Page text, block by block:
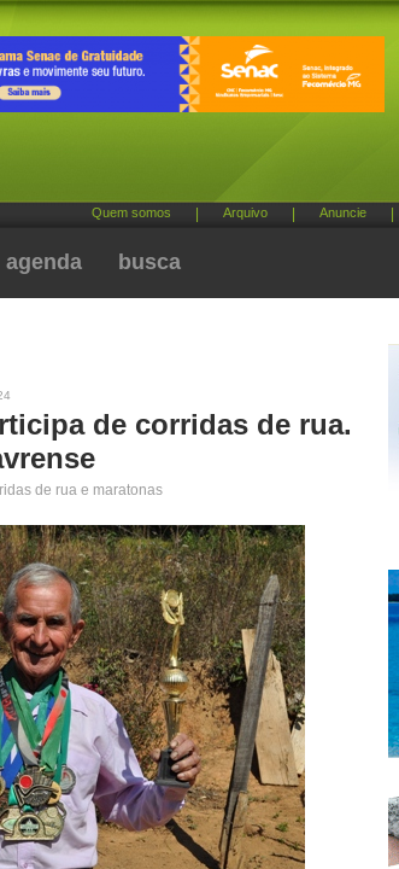
Quem somos Arquivo Anuncie
agenda busca
de corridas de rua.
de rua e maratonas